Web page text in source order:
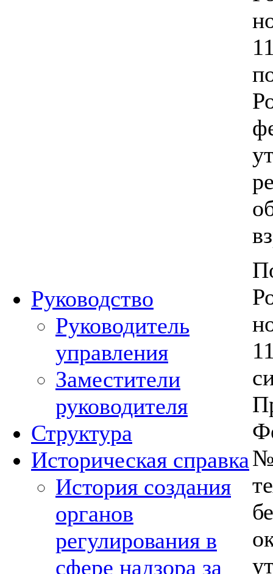
Руководство
Руководитель
управления
Заместители
руководителя
Структура
Историческая справка
История создания
органов
регулирования в
сфере надзора за
№